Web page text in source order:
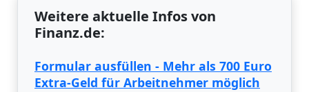
Weitere aktuelle Infos von
Finanz.de:
Formular ausfüllen - Mehr als 700 Euro
Extra-Geld für Arbeitnehmer möglich